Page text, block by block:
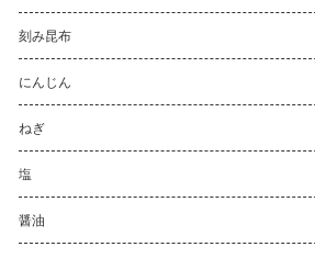
刻み昆布
にんじん
ねぎ
塩
醤油